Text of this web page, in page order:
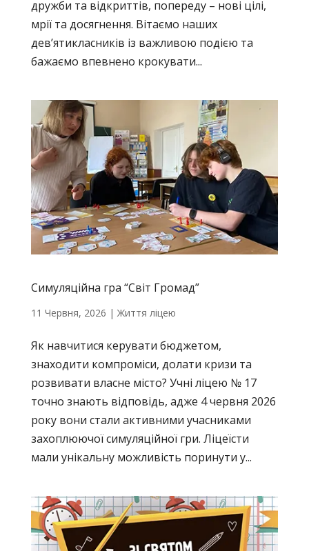
дружби та відкриттів, попереду – нові цілі,
мрії та досягнення. Вітаємо наших
дев’ятикласників із важливою подією та
бажаємо впевнено крокувати...
Симуляційна гра “Світ Громад”
11 Червня, 2026 | Життя ліцею
Як навчитися керувати бюджетом,
знаходити компроміси, долати кризи та
розвивати власне місто? Учні ліцею № 17
точно знають відповідь, адже 4 червня 2026
року вони стали активними учасниками
захоплюючої симуляційної гри. Ліцеїсти
мали унікальну можливість поринути у...